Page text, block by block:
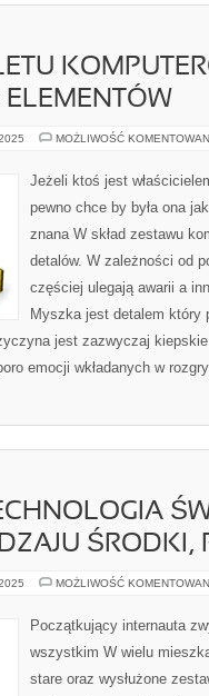
MOŻLIWOŚĆ
Jeżeli ktoś jest
pewno chce by była ona
znana W skład zestawu
detalów. W zależności od
częściej ulegają awarii a
Myszka jest detalem który
jest zazwyczaj
emocji wkładanych w
ŚRODKI,
MOŻLIWOŚĆ
Początkujący internauta
wszystkim W wielu
stare oraz wysłużone